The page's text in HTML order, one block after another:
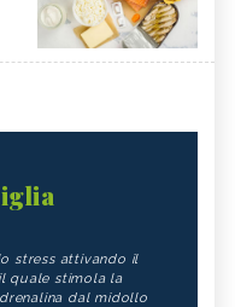
stress attivando il
quale stimola la
dal midollo